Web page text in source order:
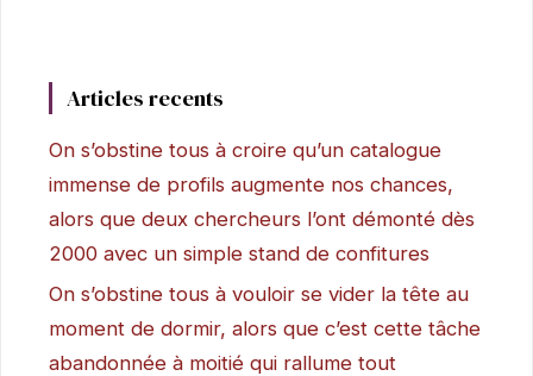
Articles recents
On s’obstine tous à croire qu’un catalogue
immense de profils augmente nos chances,
alors que deux chercheurs l’ont démonté dès
2000 avec un simple stand de confitures
On s’obstine tous à vouloir se vider la tête au
moment de dormir, alors que c’est cette tâche
abandonnée à moitié qui rallume tout